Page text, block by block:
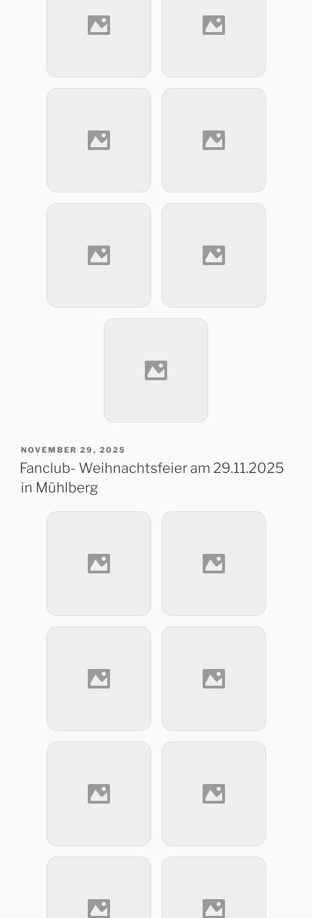
VERÖFFENTLICHT
AM
NOVEMBER 29, 2025
Fanclub- Weihnachtsfeier am 29.11.2025
in Mühlberg